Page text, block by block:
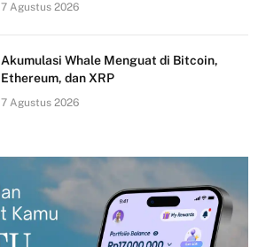
7 Agustus 2026
Akumulasi Whale Menguat di Bitcoin,
Ethereum, dan XRP
7 Agustus 2026